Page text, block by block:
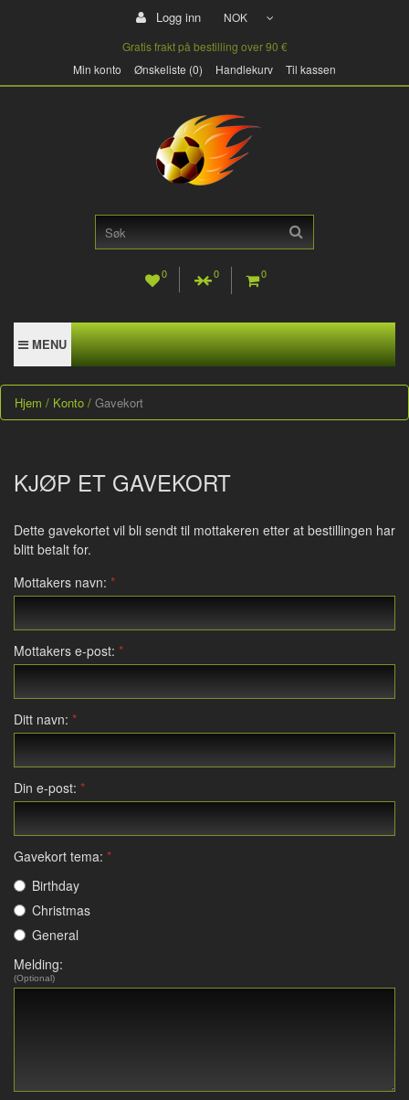
Logg inn
NOK
Gratis frakt på bestilling over 90 €
Min konto
Ønskeliste (0) Handlekurv Til kassen
0 0 0
MENU
Hjem Konto Gavekort
KJØP ET GAVEKORT
Dette gavekortet vil bli sendt til mottakeren etter at bestillingen har
blitt betalt for.
Mottakers navn:
Mottakers e-post:
Ditt navn:
Din e-post:
Gavekort tema:
Birthday
Christmas
General
Melding:
(Optional)